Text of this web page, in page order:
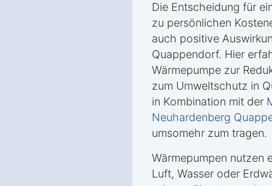
Die Entscheidung für
zu persönlichen
auch positive
Quappendorf. Hier
Wärmepumpe zur
zum Umweltschutz in
in Kombination mit der
Neuhardenberg
umsomehr zum tragen.
Wärmepumpen nutzen
Luft, Wasser oder